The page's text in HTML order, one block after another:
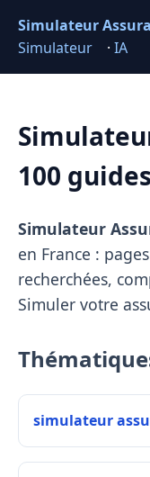
Simulateur
Simulateur
· IA
100
Simulateur
en France :
recherchées,
Simuler votre
simulateur